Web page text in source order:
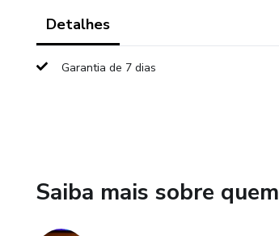
Detalhes
Garantia de 7 dias
Saiba mais sobre